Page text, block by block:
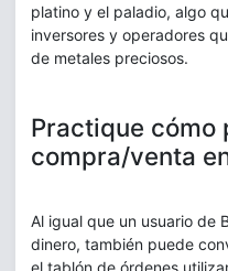
platino y el paladio, algo
inversores y operadores
de metales preciosos.
Practique cómo
compra/venta
Al igual que un usuario de
dinero, también puede